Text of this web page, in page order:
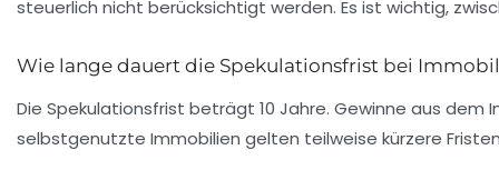
steuerlich nicht berücksichtigt werden. Es ist wichtig,
Wie lange dauert die Spekulationsfrist bei
Die Spekulationsfrist beträgt 10 Jahre. Gewinne aus dem
selbstgenutzte Immobilien gelten teilweise kürzere